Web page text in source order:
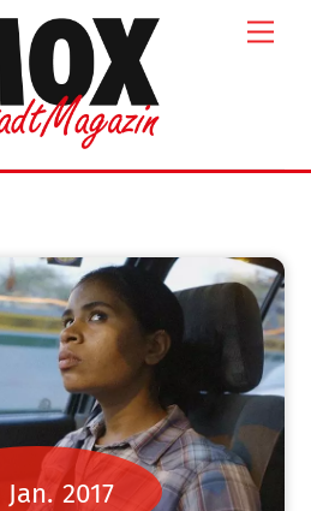
Jan. 2017